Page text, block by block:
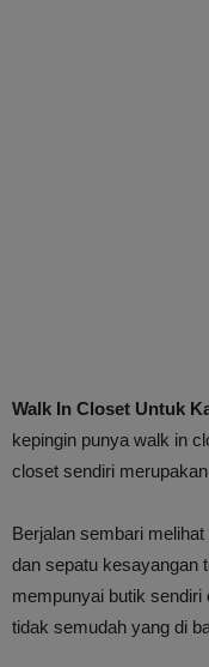
Walk In Closet Untuk
kepingin punya walk in
closet sendiri
Berjalan sembari
dan sepatu kesayangan
mempunyai butik
tidak semudah yang di